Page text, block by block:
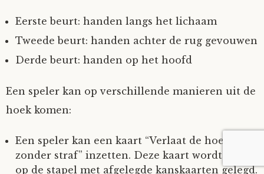
Eerste beurt: handen langs het lichaam
Tweede beurt: handen achter de rug gevouwen
Derde beurt: handen op het hoofd
Een speler kan op verschillende manieren uit de
hoek komen:
Een speler kan een kaart “Verlaat de hoek
zonder straf” inzetten. Deze kaart wordt dan
op de stapel met afgelegde kanskaarten gelegd.